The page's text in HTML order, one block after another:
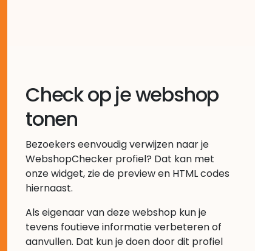
Check op je webshop
tonen
Bezoekers eenvoudig verwijzen naar je
WebshopChecker profiel? Dat kan met
onze widget, zie de preview en HTML codes
hiernaast.
Als eigenaar van deze webshop kun je
tevens foutieve informatie verbeteren of
aanvullen. Dat kun je doen door dit profiel